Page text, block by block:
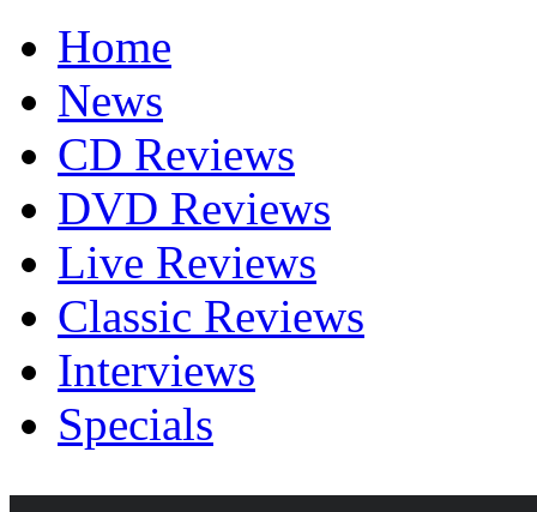
Home
News
CD Reviews
DVD Reviews
Live Reviews
Classic Reviews
Interviews
Specials